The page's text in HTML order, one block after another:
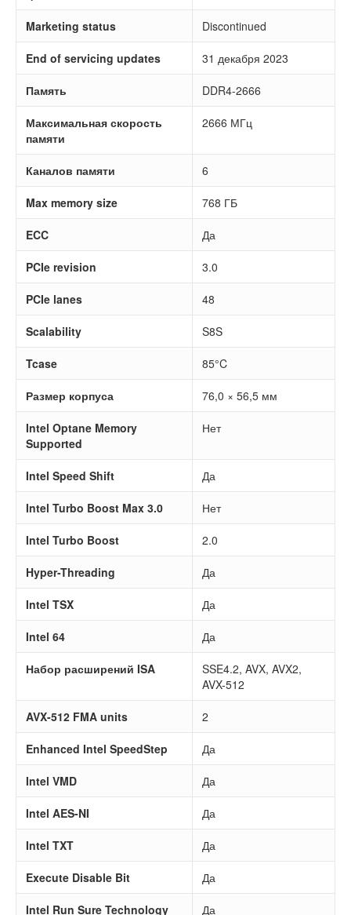
Marketing status Discontinued
End of servicing updates 31 декабря 2023
Память DDR4-2666
Максимальная скорость
памяти
2666 МГц
Каналов памяти 6
Max memory size 768 ГБ
ECC Да
PCIe revision 3.0
PCIe lanes 48
Scalability S8S
Tcase 85°C
Размер корпуса 76,0 × 56,5 мм
Intel Optane Memory
Supported
Нет
Intel Speed Shift Да
Intel Turbo Boost Max 3.0 Нет
Intel Turbo Boost 2.0
Hyper-Threading Да
Intel TSX Да
Intel 64 Да
Набор расширений ISA
SSE4.2, AVX, AVX2,
AVX-512
AVX-512 FMA units 2
Enhanced Intel SpeedStep Да
Intel VMD Да
Intel AES-NI Да
Intel TXT Да
Execute Disable Bit Да
Intel Run Sure Technology Да